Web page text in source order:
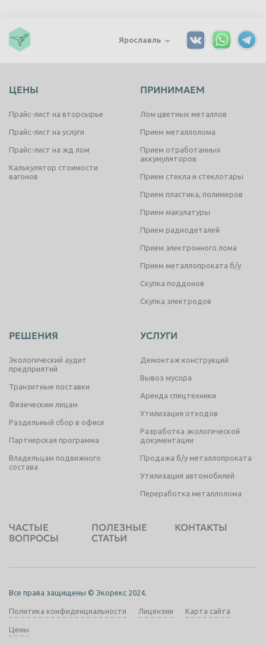
Ярославль
ЦЕНЫ
Прайс-лист на вторсырье
Прайс-лист на услуги
Прайс-лист на жд лом
Калькулятор стоимости
вагонов
ПРИНИМАЕМ
Лом цветных металлов
Прием металлолома
Прием отработанных
аккумуляторов
Прием стекла и стеклотары
Прием пластика, полимеров
Прием макулатуры
Прием радиодеталей
Прием электронного лома
Прием металлопроката б/у
Скупка поддонов
Скупка электродов
РЕШЕНИЯ
Экологический аудит
предприятий
Транзитные поставки
Физическим лицам
Раздельный сбор в офисе
Партнерская программа
Владельцам подвижного
состава
УСЛУГИ
Демонтаж конструкций
Вывоз мусора
Аренда спецтехники
Утилизация отходов
Разработка экологической
документации
Продажа б/у металлопроката
Утилизация автомобилей
Переработка металлолома
ЧАСТЫЕ
ВОПРОСЫ
ПОЛЕЗНЫЕ
СТАТЬИ
КОНТАКТЫ
Все права защищены © Экорекс 2024.
Политика конфиденциальности Лицензии Карта сайта
Цены